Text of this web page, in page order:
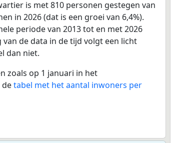
is met 810 personen gestegen van
in 2026 (dat is een groei van 6,4%).
periode van 2013 tot en met 2026
van de data in de tijd volgt een licht
dan niet.
zoals op 1 januari in het
detabel met het aantal inwoners per